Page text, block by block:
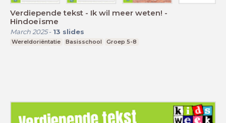
Verdiepende tekst - Ik wil meer weten! -
Hindoeïsme
March 2025- 13 slides
Wereldoriëntatie Basisschool Groep 5-8